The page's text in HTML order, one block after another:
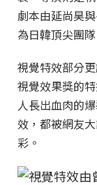
劇本由延尚昊
為日韓頂尖團隊
視覺特效部分
視覺效果獎的
人長出血肉的
效，都被網友
彩。